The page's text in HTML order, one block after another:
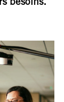
besoins.